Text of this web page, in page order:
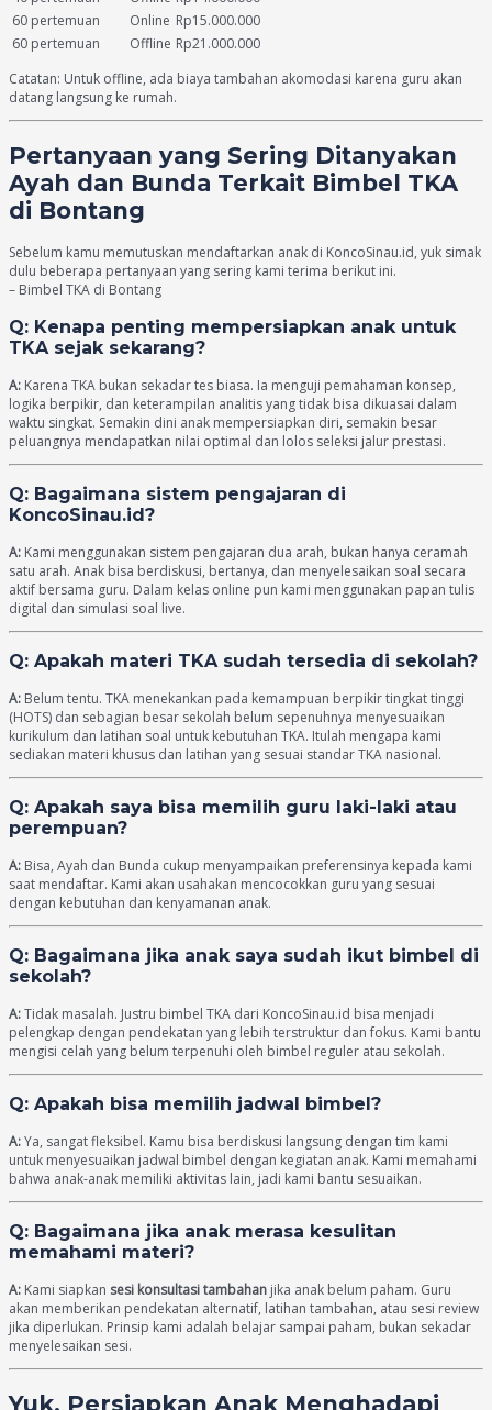
60 pertemuan
Online Rp15.000.000
60 pertemuan
Offline Rp21.000.000
Catatan: Untuk offline, ada biaya tambahan akomodasi karena guru akan
datang langsung ke rumah.
Pertanyaan yang Sering Ditanyakan
Ayah dan Bunda Terkait Bimbel TKA
di Bontang
Sebelum kamu memutuskan mendaftarkan anak di KoncoSinau.id, yuk simak
dulu beberapa pertanyaan yang sering kami terima berikut ini.
– Bimbel TKA di Bontang
Q: Kenapa penting mempersiapkan anak untuk
TKA sejak sekarang?
A: Karena TKA bukan sekadar tes biasa. Ia menguji pemahaman konsep,
logika berpikir, dan keterampilan analitis yang tidak bisa dikuasai dalam
waktu singkat. Semakin dini anak mempersiapkan diri, semakin besar
peluangnya mendapatkan nilai optimal dan lolos seleksi jalur prestasi.
Q: Bagaimana sistem pengajaran di
KoncoSinau.id?
A: Kami menggunakan sistem pengajaran dua arah, bukan hanya ceramah
satu arah. Anak bisa berdiskusi, bertanya, dan menyelesaikan soal secara
aktif bersama guru. Dalam kelas online pun kami menggunakan papan tulis
digital dan simulasi soal live.
Q: Apakah materi TKA sudah tersedia di sekolah?
A: Belum tentu. TKA menekankan pada kemampuan berpikir tingkat tinggi
(HOTS) dan sebagian besar sekolah belum sepenuhnya menyesuaikan
kurikulum dan latihan soal untuk kebutuhan TKA. Itulah mengapa kami
sediakan materi khusus dan latihan yang sesuai standar TKA nasional.
Q: Apakah saya bisa memilih guru laki-laki atau
perempuan?
A: Bisa, Ayah dan Bunda cukup menyampaikan preferensinya kepada kami
saat mendaftar. Kami akan usahakan mencocokkan guru yang sesuai
dengan kebutuhan dan kenyamanan anak.
Q: Bagaimana jika anak saya sudah ikut bimbel di
sekolah?
A:Tidak masalah. Justru bimbel TKA dari KoncoSinau.id bisa menjadi
pelengkap dengan pendekatan yang lebih terstruktur dan fokus. Kami bantu
mengisi celah yang belum terpenuhi oleh bimbel reguler atau sekolah.
Q: Apakah bisa memilih jadwal bimbel?
A:Ya, sangat fleksibel. Kamu bisa berdiskusi langsung dengan tim kami
untuk menyesuaikan jadwal bimbel dengan kegiatan anak. Kami memahami
bahwa anak-anak memiliki aktivitas lain, jadi kami bantu sesuaikan.
Q: Bagaimana jika anak merasa kesulitan
memahami materi?
A: Kami siapkan sesi konsultasi tambahan jika anak belum paham. Guru
akan memberikan pendekatan alternatif, latihan tambahan, atau sesi review
jika diperlukan. Prinsip kami adalah belajar sampai paham, bukan sekadar
menyelesaikan sesi.
Yuk, Persiapkan Anak Menghadapi